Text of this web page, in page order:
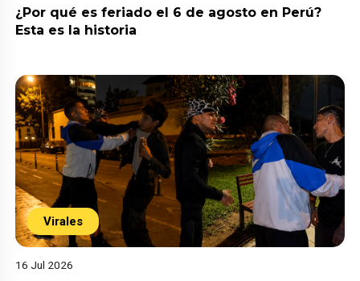
¿Por qué es feriado el 6 de agosto en Perú?
Esta es la historia
Virales
16 Jul 2026